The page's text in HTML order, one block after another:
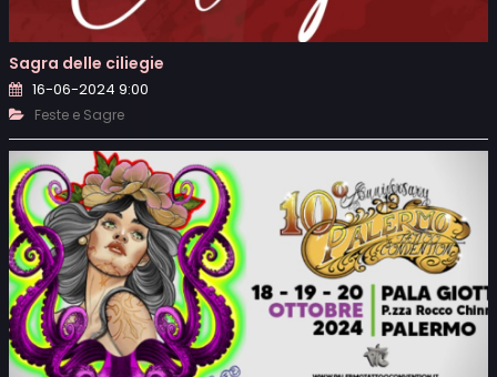
Sagra delle ciliegie
16-06-2024 9:00
Feste e Sagre